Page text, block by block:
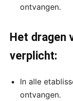
ontvangen.
Het dragen
verplicht:
In alle
ontvangen.